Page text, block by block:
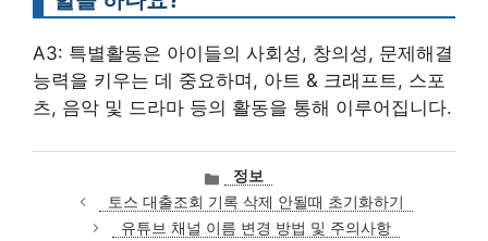
A3: 특별활동은 아이들의 사회성, 창의성, 문제해결
능력을 키우는 데 중요하며, 아트 & 크래프트, 스포
츠, 음악 및 드라마 등의 활동을 통해 이루어집니다.
카
테
고
정보
토스 대출조회 기록 삭제 안될때 초기화하기
유튜브 채널 이름 변경 방법 및 주의사항